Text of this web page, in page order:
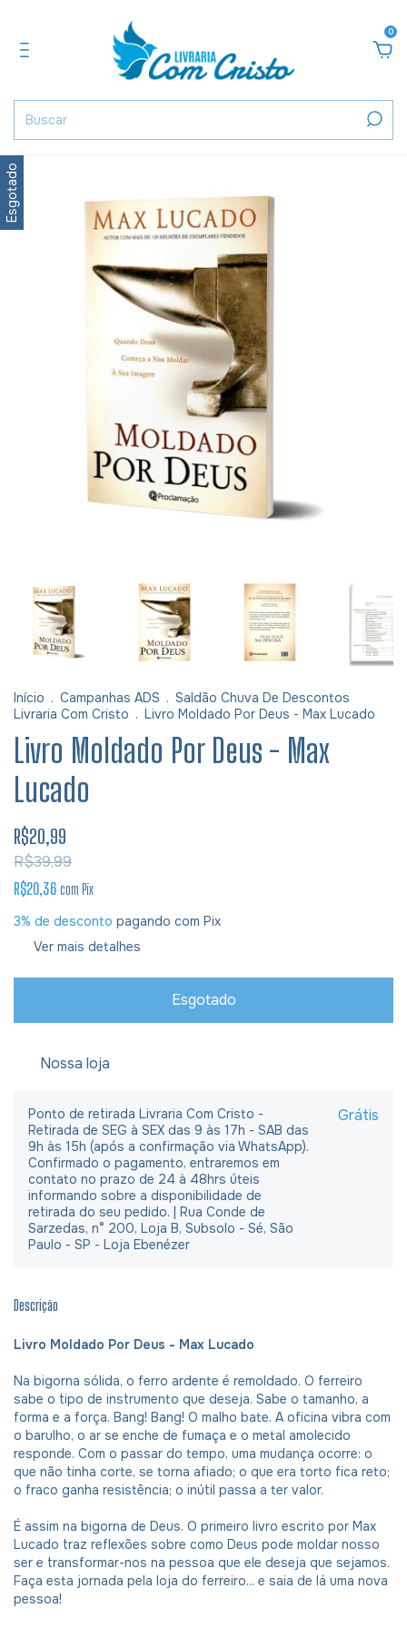
0
Esgotado
Início . Campanhas ADS . Saldão Chuva De Descontos
Livraria Com Cristo . Livro Moldado Por Deus - Max Lucado
Livro Moldado Por Deus - Max
Lucado
R$20,99
R$39,99
R$20,36 com Pix
3% de desconto pagando com Pix
Ver mais detalhes
Nossa loja
Ponto de retirada Livraria Com Cristo -
Retirada de SEG à SEX das 9 às 17h - SAB das
9h às 15h (após a confirmação via WhatsApp).
Confirmado o pagamento, entraremos em
contato no prazo de 24 à 48hrs úteis
informando sobre a disponibilidade de
retirada do seu pedido. | Rua Conde de
Sarzedas, n° 200, Loja B, Subsolo - Sé, São
Paulo - SP - Loja Ebenézer
Grátis
Descrição
Livro Moldado Por Deus - Max Lucado
Na bigorna sólida, o ferro ardente é remoldado. O ferreiro
sabe o tipo de instrumento que deseja. Sabe o tamanho, a
forma e a força. Bang! Bang! O malho bate. A oficina vibra com
o barulho, o ar se enche de fumaça e o metal amolecido
responde. Com o passar do tempo, uma mudança ocorre: o
que não tinha corte, se torna afiado; o que era torto fica reto;
o fraco ganha resistência; o inútil passa a ter valor.
É assim na bigorna de Deus. O primeiro livro escrito por Max
Lucado traz reflexões sobre como Deus pode moldar nosso
ser e transformar-nos na pessoa que ele deseja que sejamos.
Faça esta jornada pela loja do ferreiro... e saia de lá uma nova
pessoa!